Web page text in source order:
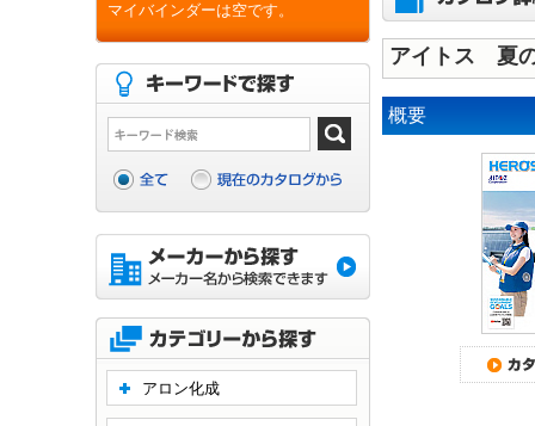
アイトス 夏
概要
マイバインダーは空です。
アロン化成